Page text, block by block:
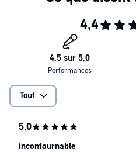
Pourquoi il est important de
Comment se frayer un
Quels sont les effets positifs
Pourquoi le bonheur est
Et beaucoup d'autres choses !
Voulez-vous comprendre ce que
aventure et réveillez le guerrier
©1980 / 2009 Titre original: "Way of
Tout
incontournable